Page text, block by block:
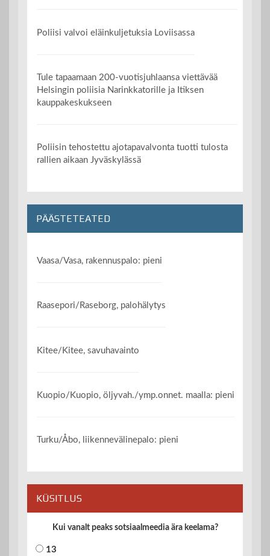
Poliisi valvoi eläinkuljetuksia Loviisassa
Tule tapaamaan 200-vuotisjuhlaansa viettävää
Helsingin poliisia Narinkkatorille ja Itiksen
kauppakeskukseen
Poliisin tehostettu ajotapavalvonta tuotti tulosta
rallien aikaan Jyväskylässä
PÄÄSTETEATED
Vaasa/Vasa, rakennuspalo: pieni
Raasepori/Raseborg, palohälytys
Kitee/Kitee, savuhavainto
Kuopio/Kuopio, öljyvah./ymp.onnet. maalla: pieni
Turku/Åbo, liikennevälinepalo: pieni
KÜSITLUS
Kui vanalt peaks sotsiaalmeedia ära keelama?
13